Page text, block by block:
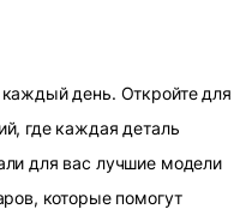
день. Откройте для
где каждая деталь
для вас лучшие модели
которые помогут